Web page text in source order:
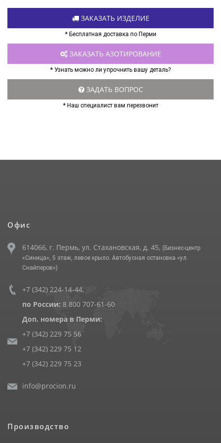
ЗАКАЗАТЬ ИЗДЕЛИЕ
* Бесплатная доставка по Перми
ЗАКАЗАТЬ АЗОТИРОВАНИЕ
* Узнать можно ли упрочнить вашу деталь?
ЗАДАТЬ ВОПРОС
* Наш специалист вам перезвонит
Офис
614066, г. Пермь, ул. Стахановская, д. 45, (Бизнес-центр
«Синица», 5 этаж, левое крыло. Автобусная остановка «ул.
Снайперов»)
+7 (342) 224-14-44,
по России: 8 800 707-61-60
Доп. номера в Перми:
+7 (342) 229 75 56
+7 (342) 229 75 12
+7 (342) 229 75 23
info@procion.ru
Производство